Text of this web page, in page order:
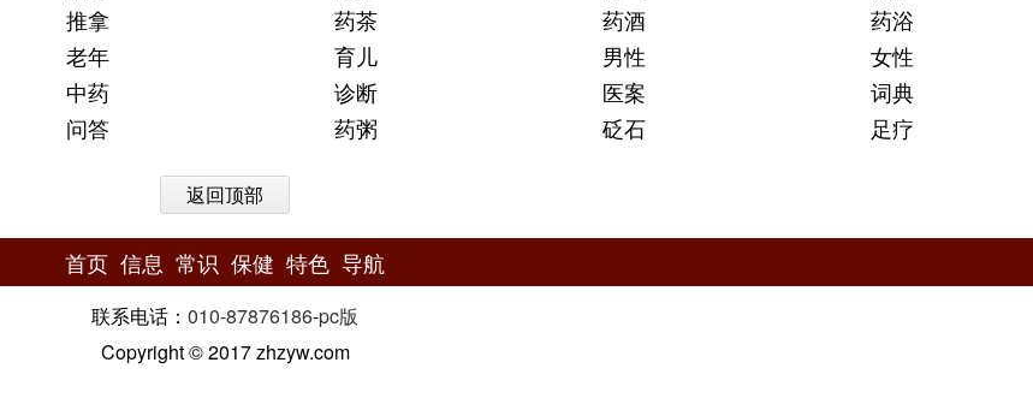
推拿 药茶 药酒
药浴
老年 育儿 男性
女性
中药 诊断 医案
词典
问答 药粥 砭石 足疗
返回顶部
首页 信息 常识 保健 特色 导航
联系电话： 010-87876186-pc版
Copyright © 2017 zhzyw.com